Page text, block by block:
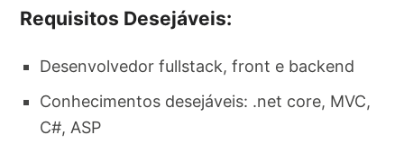
Requisitos Desejáveis:
Desenvolvedor fullstack, front e backend
Conhecimentos desejáveis: .net core, MVC,
C#, ASP